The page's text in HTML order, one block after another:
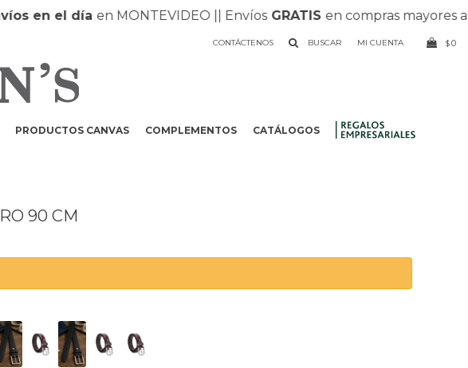
en el día en MONTEVIDEO || EnvíosGRATISen compras mayores a
PRODUCTOS CANVAS COMPLEMENTOS CATÁLOGOS
CONTÁCTENOS $0
90 CM